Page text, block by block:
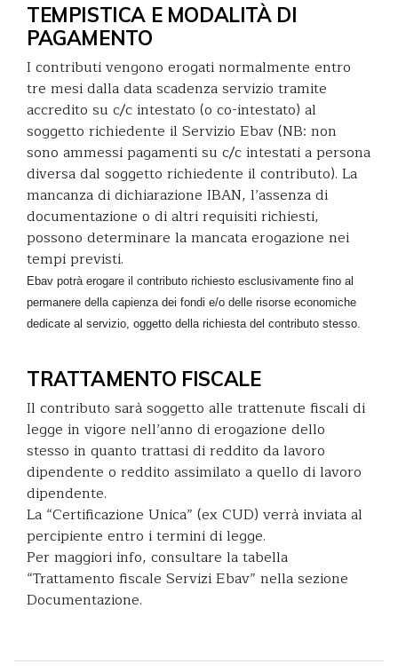
TEMPISTICA E MODALITÀ DI
PAGAMENTO
I contributi vengono erogati normalmente entro
tre mesi dalla data scadenza servizio tramite
accredito su c/c intestato (o co-intestato) al
soggetto richiedente il Servizio Ebav (NB: non
sono ammessi pagamenti su c/c intestati a persona
diversa dal soggetto richiedente il contributo). La
mancanza di dichiarazione IBAN, l’assenza di
documentazione o di altri requisiti richiesti,
possono determinare la mancata erogazione nei
tempi previsti.
Ebav potrà erogare il contributo richiesto esclusivamente fino al
permanere della capienza dei fondi e/o delle risorse economiche
dedicate al servizio, oggetto della richiesta del contributo stesso.
TRATTAMENTO FISCALE
Il contributo sarà soggetto alle trattenute fiscali di
legge in vigore nell’anno di erogazione dello
stesso in quanto trattasi di reddito da lavoro
dipendente o reddito assimilato a quello di lavoro
dipendente.
La “Certificazione Unica” (ex CUD) verrà inviata al
percipiente entro i termini di legge.
Per maggiori info, consultare la tabella
“Trattamento fiscale Servizi Ebav” nella sezione
Documentazione.